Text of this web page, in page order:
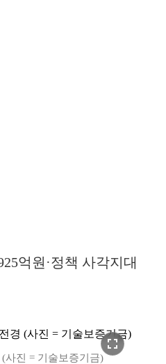
억원·정책 사각지대
fullscreen
사진 = 기술보증기금)